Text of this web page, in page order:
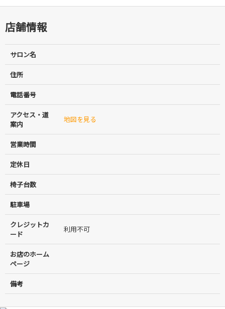
店舗情報
サロン名
住所
電話番号
アクセス・道
案内
地図を見る
営業時間
定休日
椅子台数
駐車場
クレジットカ
ード
利用不可
お店のホーム
ページ
備考